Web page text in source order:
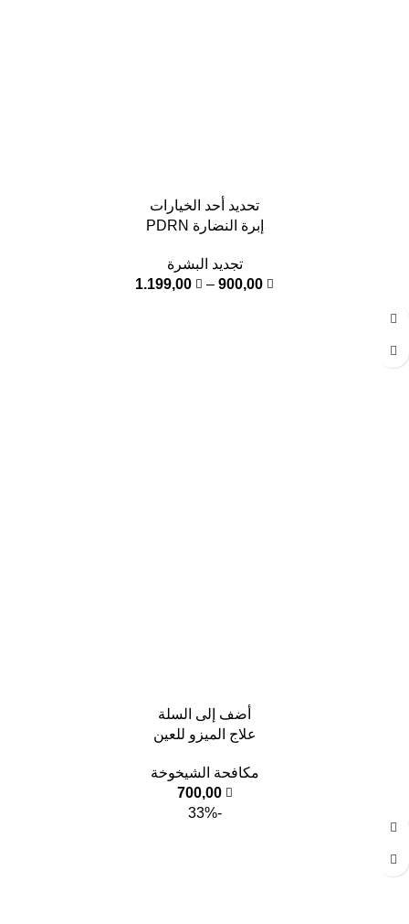
تحديد أحد الخيارات
إبرة النضارة PDRN
تجديد البشرة
900,00
–
1.199,00
أضف إلى السلة
علاج الميزو للعين
مكافحة الشيخوخة
700,00
-33%